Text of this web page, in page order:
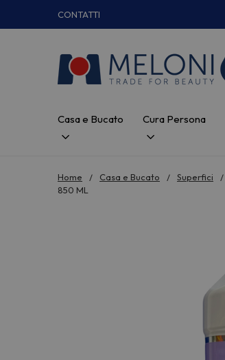
CONTATTI
Casa e Bucato Cura Persona
Home Casa e Bucato Superfici
850 ML